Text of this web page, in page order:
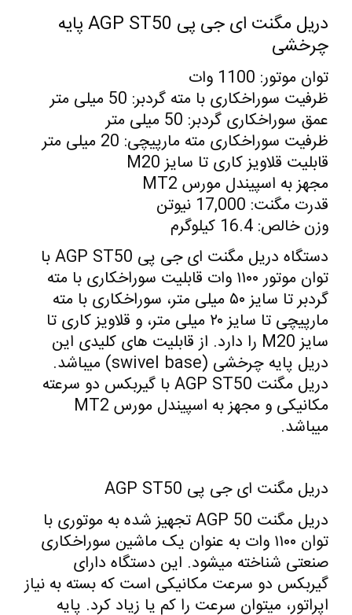
دریل مگنت ای جی پی AGP ST50 پایه
چرخشی
توان موتور: 1100 وات
ظرفیت سوراخکاری با مته گردبر: 50 میلی متر
عمق سوراخکاری گردبر: 50 میلی متر
ظرفیت سوراخکاری مته مارپیچی: 20 میلی متر
قابلیت قلاویز کاری تا سایز M20
مجهز به اسپیندل مورس MT2
قدرت مگنت: 17,000 نیوتن
وزن خالص: 16.4 کیلوگرم
دستگاه دریل مگنت ای جی پی AGP ST50 با
توان موتور ۱۱۰۰ وات قابلیت سوراخکاری با مته
گردبر تا سایز ۵۰ میلی متر، سوراخکاری با مته
مارپیچی تا سایز ۲۰ میلی متر، و قلاویز کاری تا
سایز M20 را دارد. از قابلیت های کلیدی این
دریل پایه چرخشی (swivel base) میباشد.
دریل مگنت AGP ST50 با گیربکس دو سرعته
مکانیکی و مجهز به اسپیندل مورس MT2
میباشد.
دریل مگنت ای جی پی AGP ST50
دریل مگنت AGP 50 تجهیز شده به موتوری با
توان ۱۱۰۰ وات به عنوان یک ماشین سوراخکاری
صنعتی شناخته میشود. این دستگاه دارای
گیربکس دو سرعت مکانیکی است که بسته به نیاز
اپراتور، میتوان سرعت را کم یا زیاد کرد. پایه